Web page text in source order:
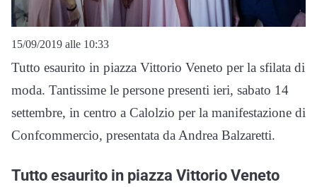
15/09/2019 alle 10:33
Tutto esaurito in piazza Vittorio Veneto per la sfilata di
moda. Tantissime le persone presenti ieri, sabato 14
settembre, in centro a Calolzio per la manifestazione di
Confcommercio, presentata da Andrea Balzaretti.
Tutto esaurito in piazza Vittorio Veneto